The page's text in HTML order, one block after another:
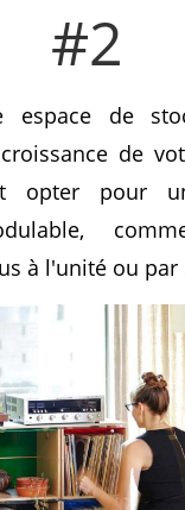
#2
espace de
de
opter pour
à l'unité ou par